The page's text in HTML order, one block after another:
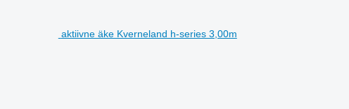
aktiivne äke Kverneland h-series 3,00m